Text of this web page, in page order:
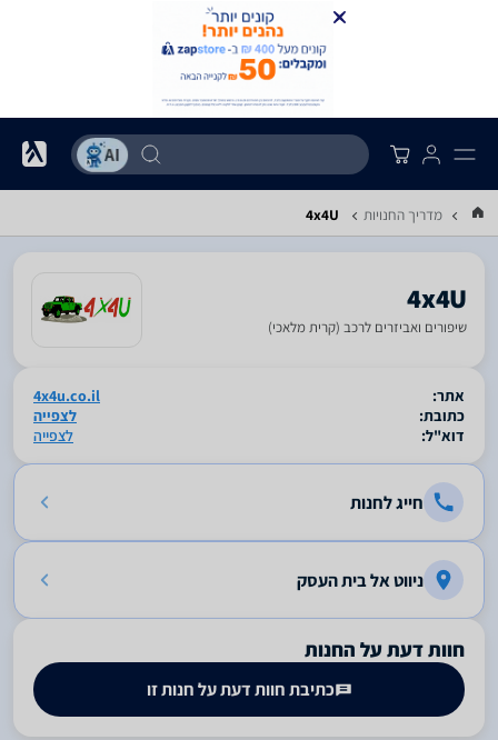
מדריך החנויות 4x4U
4x4U
שיפורים ואביזרים לרכב (קרית מלאכי)
אתר:
4x4u.co.il
כתובת:
לצפייה
דוא"ל:
לצפייה
חייג לחנות
ניווט אל בית העסק
חוות דעת על החנות
כתיבת חוות דעת על חנות זו